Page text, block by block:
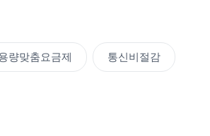
량맞춤요금제 통신비절감